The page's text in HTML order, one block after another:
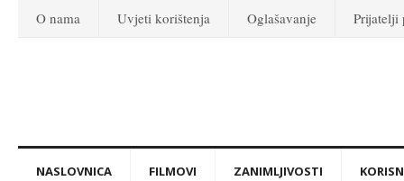
O nama Uvjeti korištenja Oglašavanje Prijatelji
NASLOVNICA FILMOVI ZANIMLJIVOSTI